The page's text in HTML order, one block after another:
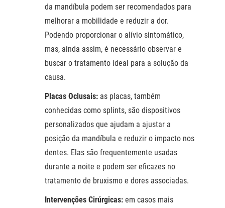
da mandíbula podem ser recomendados para
melhorar a mobilidade e reduzir a dor.
Podendo proporcionar o alívio sintomático,
mas, ainda assim, é necessário observar e
buscar o tratamento ideal para a solução da
causa.
Placas Oclusais: as placas, também
conhecidas como splints, são dispositivos
personalizados que ajudam a ajustar a
posição da mandíbula e reduzir o impacto nos
dentes. Elas são frequentemente usadas
durante a noite e podem ser eficazes no
tratamento de bruxismo e dores associadas.
Intervenções Cirúrgicas: em casos mais